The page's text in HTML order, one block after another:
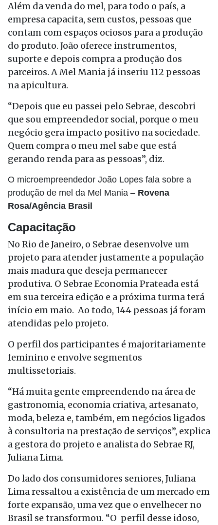
Além da venda do mel, para todo o país, a
empresa capacita, sem custos, pessoas que
contam com espaços ociosos para a produção
do produto. João oferece instrumentos,
suporte e depois compra a produção dos
parceiros. A Mel Mania já inseriu 112 pessoas
na apicultura.
“Depois que eu passei pelo Sebrae, descobri
que sou empreendedor social, porque o meu
negócio gera impacto positivo na sociedade.
Quem compra o meu mel sabe que está
gerando renda para as pessoas”, diz.
O microempreendedor João Lopes fala sobre a
produção de mel da Mel Mania – Rovena
Rosa/Agência Brasil
Capacitação
No Rio de Janeiro, o Sebrae desenvolve um
projeto para atender justamente a população
mais madura que deseja permanecer
produtiva. O Sebrae Economia Prateada está
em sua terceira edição e a próxima turma terá
início em maio. Ao todo, 144 pessoas já foram
atendidas pelo projeto.
O perfil dos participantes é majoritariamente
feminino e envolve segmentos
multissetoriais.
“Há muita gente empreendendo na área de
gastronomia, economia criativa, artesanato,
moda, beleza e, também, em negócios ligados
à consultoria na prestação de serviços”, explica
a gestora do projeto e analista do Sebrae RJ,
Juliana Lima.
Do lado dos consumidores seniores, Juliana
Lima ressaltou a existência de um mercado em
forte expansão, uma vez que o envelhecer no
Brasil se transformou. “O perfil desse idoso,